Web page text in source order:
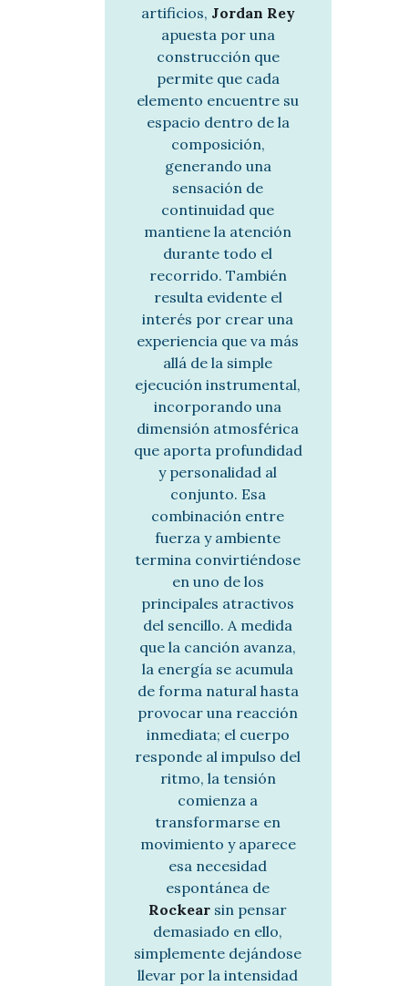
artificios, Jordan Rey
apuesta por una
construcción que
permite que cada
elemento encuentre su
espacio dentro de la
composición,
generando una
sensación de
continuidad que
mantiene la atención
durante todo el
recorrido. También
resulta evidente el
interés por crear una
experiencia que va más
allá de la simple
ejecución instrumental,
incorporando una
dimensión atmosférica
que aporta profundidad
y personalidad al
conjunto. Esa
combinación entre
fuerza y ambiente
termina convirtiéndose
en uno de los
principales atractivos
del sencillo. A medida
que la canción avanza,
la energía se acumula
de forma natural hasta
provocar una reacción
inmediata; el cuerpo
responde al impulso del
ritmo, la tensión
comienza a
transformarse en
movimiento y aparece
esa necesidad
espontánea de
Rockear sin pensar
demasiado en ello,
simplemente dejándose
llevar por la intensidad